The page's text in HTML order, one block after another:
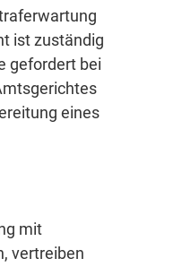
ist zuständig
gefordert bei
eines
mit
vertreiben